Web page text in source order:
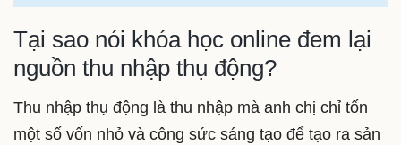
Tại sao nói khóa học online đem lại
nguồn thu nhập thụ động?
Thu nhập thụ động là thu nhập mà anh chị chỉ tốn
một số vốn nhỏ và công sức sáng tạo để tạo ra sản